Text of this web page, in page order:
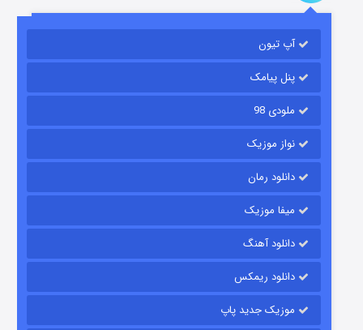
قسمت
آپ تیون
پنل پیامک
ملودی 98
نواز موزیک
دانلود رمان
میفا موزیک
دانلود آهنگ
دانلود ریمکس
موزیک جدید پاپ